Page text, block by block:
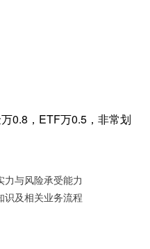
0.8，ETF万0.5，非常划
力与风险承受能力
识及相关业务流程